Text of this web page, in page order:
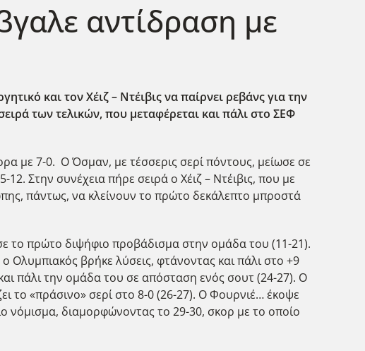
αντίδραση με
και τον Χέιζ – Ντέιβις να παίρνει ρεβάνς για την
των τελικών, που μεταφέρεται και πάλι στο ΣΕΦ
με 7-0. Ο Όσμαν, με τέσσερις σερί πόντους, μείωσε σε
Στην συνέχεια πήρε σειρά ο Χέιζ – Ντέιβις, που με
πάντως, να κλείνουν το πρώτο δεκάλεπτο μπροστά
το πρώτο διψήφιο προβάδισμα στην ομάδα του (11-21).
βρήκε λύσεις, φτάνοντας και πάλι στο +9
πάλι την ομάδα του σε απόσταση ενός σουτ (24-27). Ο
το «πράσινο» σερί στο 8-0 (26-27). Ο Φουρνιέ… έκοψε
νόμισμα, διαμορφώνοντας το 29-30, σκορ με το οποίο